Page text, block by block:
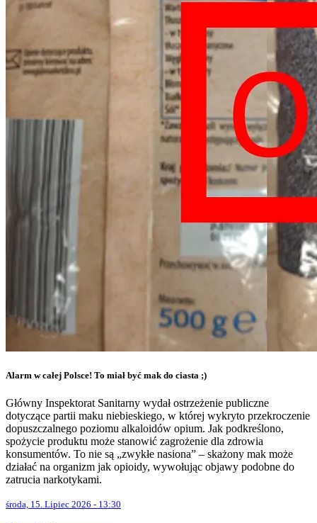
Alarm w całej Polsce! To miał być mak do ciasta ;)
Główny Inspektorat Sanitarny wydał ostrzeżenie publiczne
dotyczące partii maku niebieskiego, w której wykryto przekroczenie
dopuszczalnego poziomu alkaloidów opium. Jak podkreślono,
spożycie produktu może stanowić zagrożenie dla zdrowia
konsumentów. To nie są „zwykłe nasiona” – skażony mak może
działać na organizm jak opioidy, wywołując objawy podobne do
zatrucia narkotykami.
środa, 15. Lipiec 2026 - 13:30